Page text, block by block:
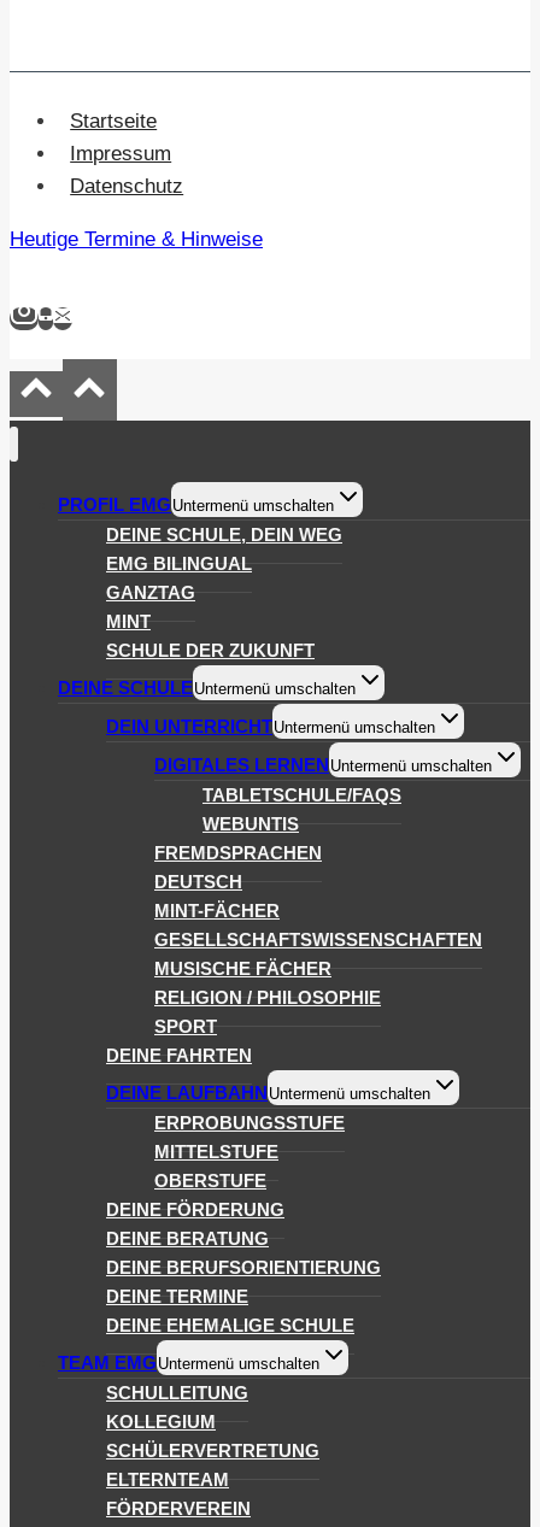
Startseite
Impressum
Datenschutz
Heutige Termine & Hinweise
PROFIL EMG Untermenü umschalten
DEINE SCHULE, DEIN WEG
EMG BILINGUAL
GANZTAG
MINT
SCHULE DER ZUKUNFT
DEINE SCHULEUntermenü umschalten
DEIN UNTERRICHTUntermenü umschalten
DIGITALES LERNEN Untermenü umschalten
TABLETSCHULE/FAQS
WEBUNTIS
FREMDSPRACHEN
DEUTSCH
MINT-FÄCHER
GESELLSCHAFTSWISSENSCHAFTEN
MUSISCHE FÄCHER
RELIGION / PHILOSOPHIE
SPORT
DEINE FAHRTEN
DEINE LAUFBAHN Untermenü umschalten
ERPROBUNGSSTUFE
MITTELSTUFE
OBERSTUFE
DEINE FÖRDERUNG
DEINE BERATUNG
DEINE BERUFSORIENTIERUNG
DEINE TERMINE
DEINE EHEMALIGE SCHULE
TEAM EMG Untermenü umschalten
SCHULLEITUNG
KOLLEGIUM
SCHÜLERVERTRETUNG
ELTERNTEAM
FÖRDERVEREIN